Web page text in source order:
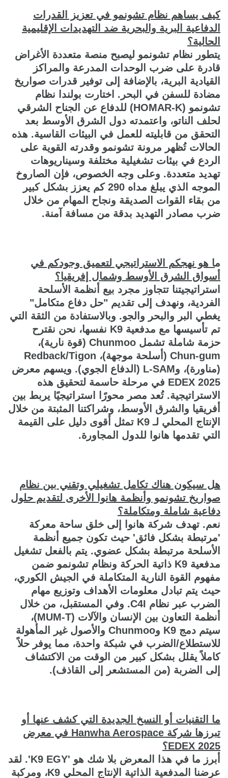
كيف يساهم نظام تشونمو في تعزيز القدرات
الدفاعية البرية والبحرية ضد التهديدات الإقليمية
الحالية؟
يتطور نظام تشونمو ليصبح منصة متعددة الأغراض
قادرة على ضرب الوحدات المدرعة والمراكز
القيادية البرية، بالإضافة إلى توفير قدرات صواريخ
مضادة للسفن في البحر. اختارت بولندا نظام
تشونمو (HOMAR-K) للدفاع عن الجناح الشرقي
لحلف الناتو، واعتمدته دول الشرق الأوسط بعد
التحقق من قابليته للعمل في البيئات القاسية. هذه
الحالات تُظهر مرونة تشونمو وقدرته القوية على
الردع في بيئات تشغيلية مختلفة وسيناريوهات
تهديد متعددة. وعلى وجه الخصوص، فإن الصاروخ
الموجه الذي يبلغ مداه 290 كم يعزز بشكل كبير
من بقاء القوات الصديقة ونجاح المهام من خلال
ضرب مصادر التهديد بدقة من مسافة آمنة.
ما هو نهجكم الاستراتيجي لتعميق وجودكم في
أسواق الشرق الأوسط وشمال إفريقيا؟
استراتيجيتنا تتجاوز مجرد بيع أنظمة الأسلحة
الفردية، ونهدف إلى تقديم "حل دفاع متكامل"
يغطي البر والبحر والجو. وبالاستفادة من الثقة التي
تم تأسيسها مع مدفعية K9 نفسها، نحن نقترح
حزمة شاملة تشمل Chunmoo (قوة نارية)،
Chun-gum (أسلحة موجهة)، Redback/Tigon
(مناورة)، وL-SAM (الدفاع الجوي). ويسهم معرض
EDEX 2025 في مرحلة حاسمة لتحقيق هذه
الاستراتيجية. تُعد مصر محورًا استراتيجيًا يربط بين
أفريقيا والشرق الأوسط، وشراكتنا المثبتة من خلال
الإنتاج المحلي لـ K9 تمثل أقوى دليل على القيمة
التي تقدمها هانوا للدول المجاورة.
هل سيكون هناك تكامل تشغيلي وتقني بين نظام
صواريخ تشونمو وأنظمة هانوا الأخرى لتقديم حلول
دفاعية شاملة ومتكاملة؟
نعم. تهدف شركة هانوا إلى خلق ساحة معركة
'مرتبطة بشكل فائق' حيث تكون جميع أنظمة
الأسلحة مرتبطة بشكل عضوي. يتم بالفعل تشغيل
مدفعية K9 ذاتية الحركة ونظام تشونمو ضمن
مفهوم القوة النارية المتكاملة في الجيش الكوري،
حيث يتم تبادل معلومات الأهداف وتوزيع مهام
الضرب عبر نظام C4I. وفي المستقبل، من خلال
أنظمة التعاون بين الإنسان والآلات (MUM-T)،
سيتم دمج K9 وChunmoo والأصول غير المأهولة
للاستطلاع/الضرب في شبكة واحدة، مما يوفر حلاً
كاملاً يقلل بشكل كبير من الوقت من الاكتشاف
إلى الضربة (من المستشعر إلى القاذف).
ما التقنيات أو النسخ الجديدة التي كشف عنها أو
تبرزها شركة Hanwha Aerospace في معرض
EDEX 2025؟
أبرز ما في هذا المعرض بلا شك هو 'K9 EGY'. لقد
عرضنا المدفعية الذاتية الإنتاج المحلي K9، ومركبة